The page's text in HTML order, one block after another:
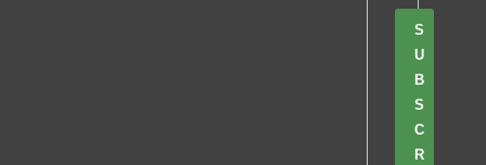
S
U
B
S
C
R